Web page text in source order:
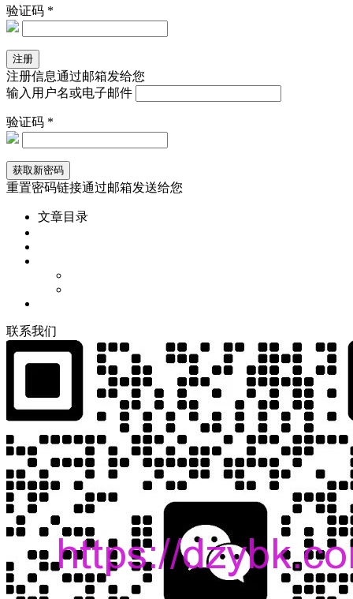
验证码 *
注册信息通过邮箱发给您
输入用户名或电子邮件
验证码 *
重置密码链接通过邮箱发送给您
文章目录
联系我们